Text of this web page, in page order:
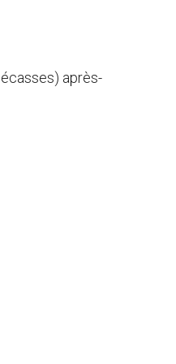
après-